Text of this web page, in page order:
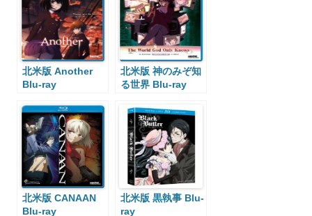
北米版 Another
Blu-ray
北米版 神のみぞ知
る世界 Blu-ray
北米版 CANAAN
Blu-ray
北米版 黒執事 Blu-
ray